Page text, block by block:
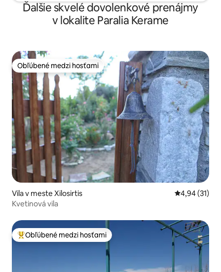
Ďalšie skvelé dovolenkové prenájmy
v lokalite Paralia Kerame
Obľúbené medzi hosťami
Obľúbené medzi hosťami
Vila v meste Xilosirtis Priemerné
4,94 (31)
Kvetinová vila
Najobľúbenejšie medzi hosťami
Obľúbené medzi hosťami